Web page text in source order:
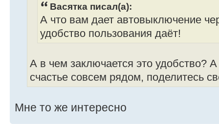
Васятка писал(а):
А что вам дает автовыключение
удобство пользования даёт!
А в чем заключается это удобство?
счастье совсем рядом, поделитесь
Мне то же интересно